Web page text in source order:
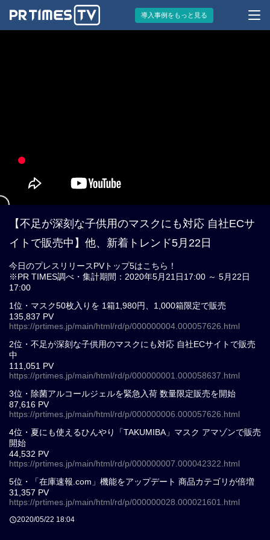
導入事例をもっと見る
【不足が深刻な子供用のマスクにも対応 自社ECサ
イトで販売中】他、新着トレンド5月22日
今日のプレスリリースPVトップ5はこちら！
※PR TIMES調べ・集計期間：2020年5月21日17:00 ～ 5月22日
17:00
1位・マスク50枚入りを 1箱1,980円、1,000箱限定で販売
135,837 PV
https://prtimes.jp/main/html/rd/p/000000004.000057626.html
2位・不足が深刻な子供用のマスクにも対応 自社ECサイトで販売
中
111,051 PV
https://prtimes.jp/main/html/rd/p/000000001.000058637.html
3位・除菌アルコールジェルを緊急入荷 数量限定販売を開始
87,616 PV
https://prtimes.jp/main/html/rd/p/000000006.000057626.html
4位・夏にも使えるひんやり「TAKUMIBA」マスク アマゾンで販売
開始
44,532 PV
https://prtimes.jp/main/html/rd/p/000000007.000042322.html
5位・「在庫速報.com」機能をアップデート 商品カテゴリが倍増
31,357 PV
https://prtimes.jp/main/html/rd/p/000000028.000021601.html
2020/05/22 18:04